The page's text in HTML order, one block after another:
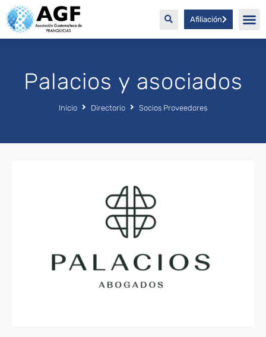
Afiliación
Palacios y asociados
Inicio Directorio Socios Proveedores